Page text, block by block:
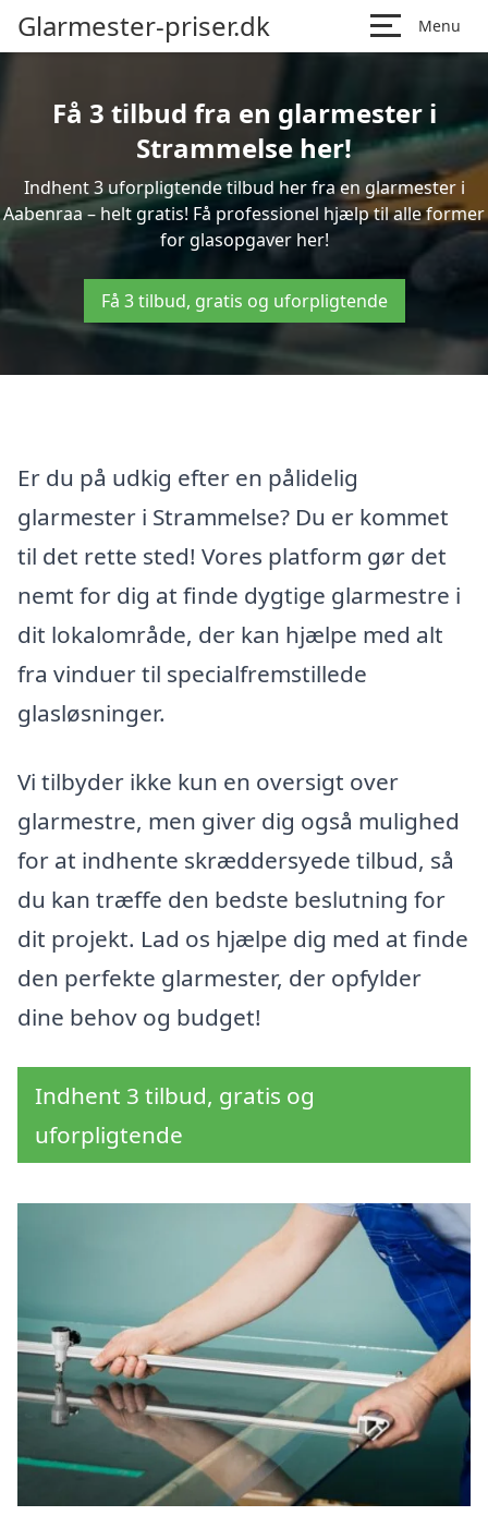
Glarmester-priser.dk Menu
Få 3 tilbud fra en glarmester i
Strammelse her!
Indhent 3 uforpligtende tilbud her fra en glarmester i
Aabenraa – helt gratis! Få professionel hjælp til alle former
for glasopgaver her!
Få 3 tilbud, gratis og uforpligtende
Er du på udkig efter en pålidelig
glarmester i Strammelse? Du er kommet
til det rette sted! Vores platform gør det
nemt for dig at finde dygtige glarmestre i
dit lokalområde, der kan hjælpe med alt
fra vinduer til specialfremstillede
glasløsninger.
Vi tilbyder ikke kun en oversigt over
glarmestre, men giver dig også mulighed
for at indhente skræddersyede tilbud, så
du kan træffe den bedste beslutning for
dit projekt. Lad os hjælpe dig med at finde
den perfekte glarmester, der opfylder
dine behov og budget!
Indhent 3 tilbud, gratis og
uforpligtende